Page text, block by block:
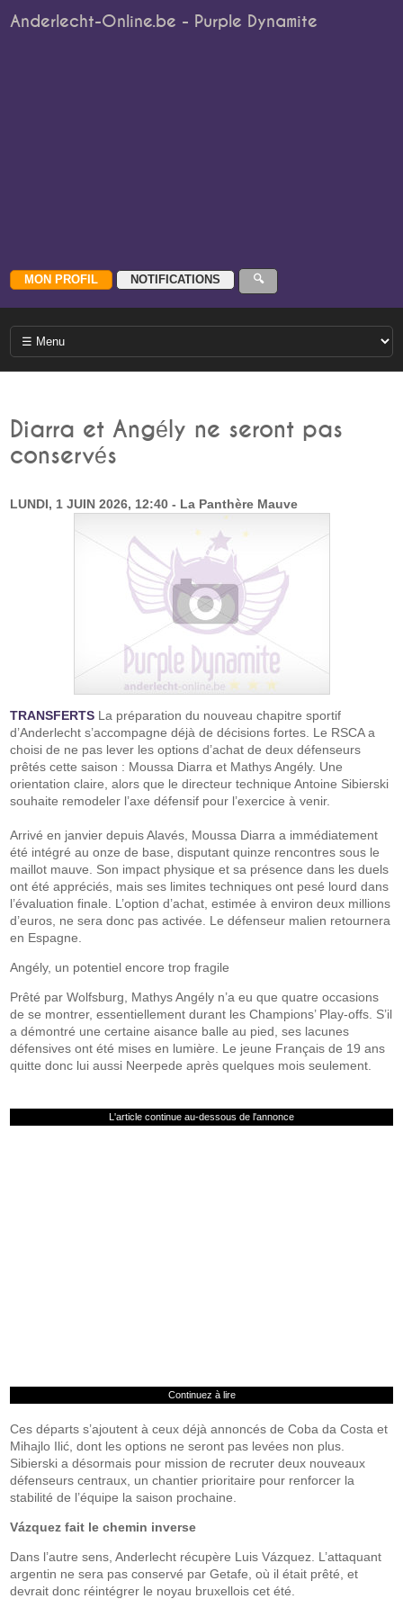
Anderlecht-Online.be - Purple Dynamite
Diarra et Angély ne seront pas
conservés
LUNDI, 1 JUIN 2026, 12:40 - La Panthère Mauve
TRANSFERTS La préparation du nouveau chapitre sportif
d’Anderlecht s’accompagne déjà de décisions fortes. Le RSCA a
choisi de ne pas lever les options d’achat de deux défenseurs
prêtés cette saison : Moussa Diarra et Mathys Angély. Une
orientation claire, alors que le directeur technique Antoine Sibierski
souhaite remodeler l’axe défensif pour l’exercice à venir.
Arrivé en janvier depuis Alavés, Moussa Diarra a immédiatement
été intégré au onze de base, disputant quinze rencontres sous le
maillot mauve. Son impact physique et sa présence dans les duels
ont été appréciés, mais ses limites techniques ont pesé lourd dans
l’évaluation finale. L’option d’achat, estimée à environ deux millions
d’euros, ne sera donc pas activée. Le défenseur malien retournera
en Espagne.
Angély, un potentiel encore trop fragile
Prêté par Wolfsburg, Mathys Angély n’a eu que quatre occasions
de se montrer, essentiellement durant les Champions’ Play-offs. S’il
a démontré une certaine aisance balle au pied, ses lacunes
défensives ont été mises en lumière. Le jeune Français de 19 ans
quitte donc lui aussi Neerpede après quelques mois seulement.
L'article continue au-dessous de l'annonce
Continuez à lire
Ces départs s’ajoutent à ceux déjà annoncés de Coba da Costa et
Mihajlo Ilić, dont les options ne seront pas levées non plus.
Sibierski a désormais pour mission de recruter deux nouveaux
défenseurs centraux, un chantier prioritaire pour renforcer la
stabilité de l’équipe la saison prochaine.
Vázquez fait le chemin inverse
Dans l’autre sens, Anderlecht récupère Luis Vázquez. L’attaquant
argentin ne sera pas conservé par Getafe, où il était prêté, et
devrait donc réintégrer le noyau bruxellois cet été.